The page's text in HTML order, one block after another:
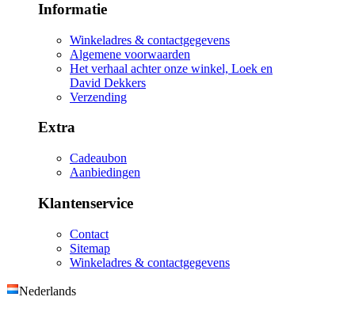
Informatie
Winkeladres & contactgegevens
Algemene voorwaarden
Het verhaal achter onze winkel, Loek en
David Dekkers
Verzending
Extra
Cadeaubon
Aanbiedingen
Klantenservice
Contact
Sitemap
Winkeladres & contactgegevens
Nederlands